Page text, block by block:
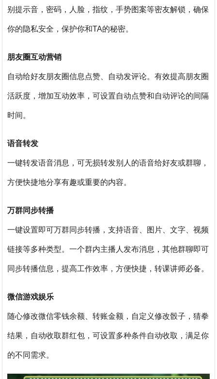
别提示音，密码，人脸，指纹，手势图案等密友解锁，确保
你的隐私安全，保护你和TA的秘密。
朋友圈互动营销
自动给好友朋友圈信息点赞、自动发评论。有效提高朋友圈
活跃度，增加互动效率，可设置自动点赞和自动评论的间隔
时间。
语音转发
一键转发语音消息，可无损转发别人的语音给好友或群聊，
方便快捷地分享有趣或重要的内容。
万群同步转播
一键设置即可万群同步转播，支持语音、图片、文字、视频
链接等多种类型。一个群内主播人发布消息，其他群聊即可
同步转播信息，提高工作效率，方便快捷，转课讲师必备。
微信游戏娱乐
随心修改微信零钱余额、转账金额，自定义修改骰子，猜拳
结果，自动收取群红包，可设置多种条件自动收取，满足你
的不同需求。